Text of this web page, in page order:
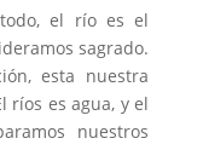
el río es el
sagrado.
esta nuestra
ríos es agua, y el
nuestros